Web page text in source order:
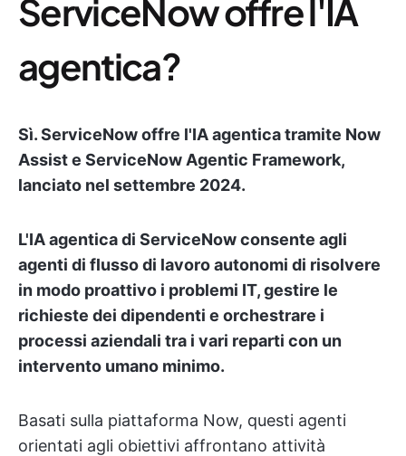
ServiceNow offre l'IA
agentica?
Sì. ServiceNow offre l'IA agentica tramite Now
Assist e ServiceNow Agentic Framework,
lanciato nel settembre 2024.
L'IA agentica di ServiceNow consente agli
agenti di flusso di lavoro autonomi di risolvere
in modo proattivo i problemi IT, gestire le
richieste dei dipendenti e orchestrare i
processi aziendali tra i vari reparti con un
intervento umano minimo.
Basati sulla piattaforma Now, questi agenti
orientati agli obiettivi affrontano attività